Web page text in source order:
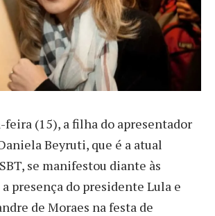
feira (15), a filha do apresentador
Beyruti, que é a atual
se manifestou diante às
presença do presidente Lula e
de Moraes na festa de